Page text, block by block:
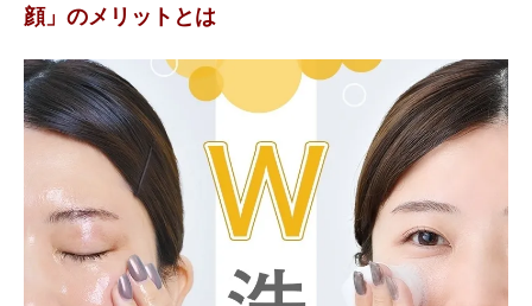
顔」のメリットとは